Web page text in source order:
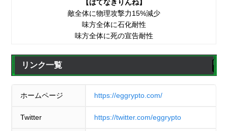
【はてなきりんね】
敵全体に物理攻撃力15%減少
味方全体に石化耐性
味方全体に死の宣告耐性
リンク一覧
ホームページ https://eggrypto.com/
Twitter https://twitter.com/eggrypto